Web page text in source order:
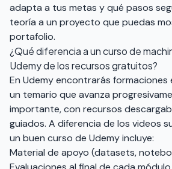
adapta a tus metas y qué pasos
teoría a un proyecto que puedas
portafolio.
¿Qué diferencia a un curso de
Udemy de los recursos gratuitos?
En Udemy encontrarás
un temario que avanza
importante, con recursos
guiados. A diferencia de los videos
un buen curso de Udemy incluye:
Material de apoyo (datasets,